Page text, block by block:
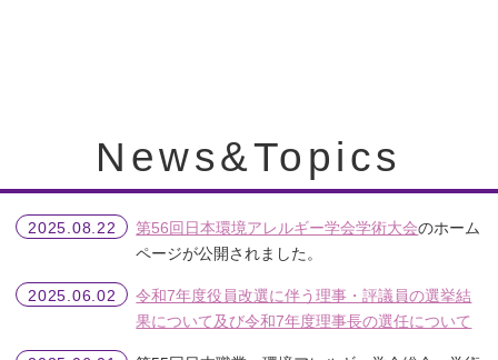
News&Topics
2025.08.22 第56回日本環境アレルギー学会学術大会のホーム
ページが公開されました。
2025.06.02
令和7年度役員改選に伴う理事・評議員の選挙結
果について及び令和7年度理事長の選任について